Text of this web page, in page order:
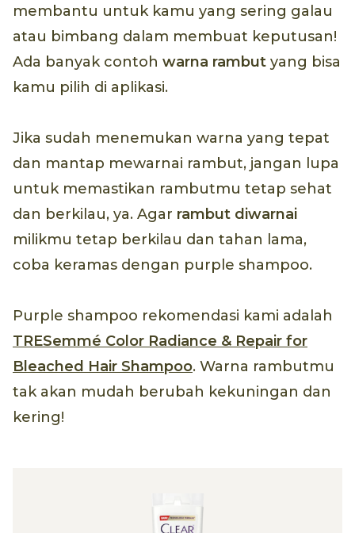
membantu untuk kamu yang sering galau
atau bimbang dalam membuat keputusan!
Ada banyak contoh warna rambut yang bisa
kamu pilih di aplikasi.
Jika sudah menemukan warna yang tepat
dan mantap mewarnai rambut, jangan lupa
untuk memastikan rambutmu tetap sehat
dan berkilau, ya. Agar rambut diwarnai
milikmu tetap berkilau dan tahan lama,
coba keramas dengan purple shampoo.
Purple shampoo rekomendasi kami adalah
TRESemmé Color Radiance & Repair for
Bleached Hair Shampoo. Warna rambutmu
tak akan mudah berubah kekuningan dan
kering!